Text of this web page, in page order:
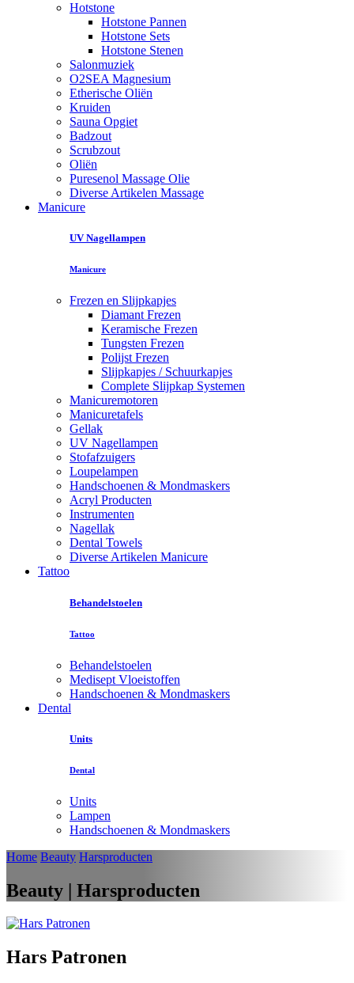
Hotstone
Hotstone Pannen
Hotstone Sets
Hotstone Stenen
Salonmuziek
O2SEA Magnesium
Etherische Oliën
Kruiden
Sauna Opgiet
Badzout
Scrubzout
Oliën
Puresenol Massage Olie
Diverse Artikelen Massage
Manicure
UV Nagellampen
Manicure
Frezen en Slijpkapjes
Diamant Frezen
Keramische Frezen
Tungsten Frezen
Polijst Frezen
Slijpkapjes / Schuurkapjes
Complete Slijpkap Systemen
Manicuremotoren
Manicuretafels
Gellak
UV Nagellampen
Stofafzuigers
Loupelampen
Handschoenen & Mondmaskers
Acryl Producten
Instrumenten
Nagellak
Dental Towels
Diverse Artikelen Manicure
Tattoo
Behandelstoelen
Tattoo
Behandelstoelen
Medisept Vloeistoffen
Handschoenen & Mondmaskers
Dental
Units
Dental
Units
Lampen
Handschoenen & Mondmaskers
Home Beauty Harsproducten
Beauty | Harsproducten
Hars Patronen